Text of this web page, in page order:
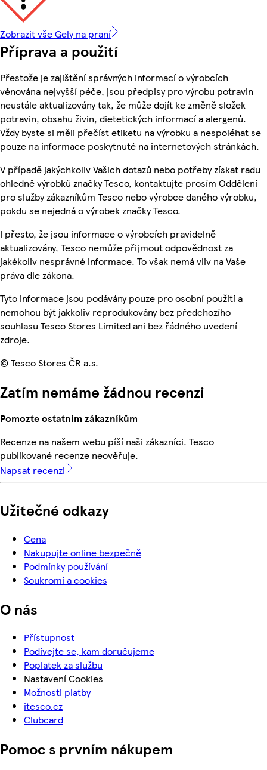
Zobrazit vše Gely na praní
Příprava a použití
Přestože je zajištění správných informací o výrobcích
věnována nejvyšší péče, jsou předpisy pro výrobu potravin
neustále aktualizovány tak, že může dojít ke změně složek
potravin, obsahu živin, dietetických informací a alergenů.
Vždy byste si měli přečíst etiketu na výrobku a nespoléhat se
pouze na informace poskytnuté na internetových stránkách.
V případě jakýchkoliv Vašich dotazů nebo potřeby získat radu
ohledně výrobků značky Tesco, kontaktujte prosím Oddělení
pro služby zákazníkům Tesco nebo výrobce daného výrobku,
pokdu se nejedná o výrobek značky Tesco.
I přesto, že jsou informace o výrobcích pravidelně
aktualizovány, Tesco nemůže přijmout odpovědnost za
jakékoliv nesprávné informace. To však nemá vliv na Vaše
práva dle zákona.
Tyto informace jsou podávány pouze pro osobní použití a
nemohou být jakkoliv reprodukovány bez předchozího
souhlasu Tesco Stores Limited ani bez řádného uvedení
zdroje.
© Tesco Stores ČR a.s.
Zatím nemáme žádnou recenzi
Pomozte ostatním zákazníkům
Recenze na našem webu píší naši zákazníci. Tesco
publikované recenze neověřuje.
Napsat recenzi
Užitečné odkazy
Cena
Nakupujte online bezpečně
Podmínky používání
Soukromí a cookies
O nás
Přístupnost
Podívejte se, kam doručujeme
Poplatek za službu
Nastavení Cookies
Možnosti platby
itesco.cz
Clubcard
Pomoc s prvním nákupem